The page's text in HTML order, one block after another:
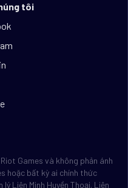
tôi
Games và không phản ánh
hoặc bất kỳ ai chính thức
Liên Minh Huyền Thoại. Liên